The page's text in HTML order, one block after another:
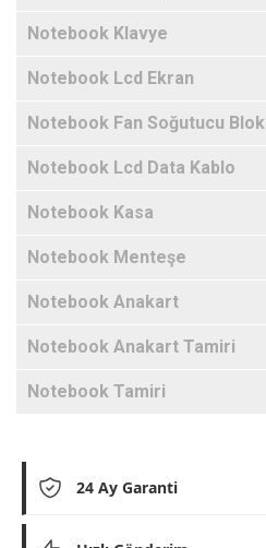
Notebook Klavye
Notebook Lcd Ekran
Notebook Fan Soğutucu Blok
Notebook Lcd Data Kablo
Notebook Kasa
Notebook Menteşe
Notebook Anakart
Notebook Anakart Tamiri
Notebook Tamiri
24 Ay Garanti